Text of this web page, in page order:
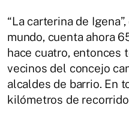
“La carterina de
mundo, cuenta ahora
hace cuatro, entonces
vecinos del concejo
alcaldes de barrio. En
kilómetros de